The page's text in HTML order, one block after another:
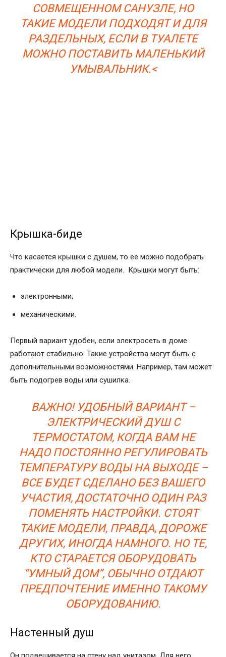
СОВМЕЩЕННОМ САНУЗЛЕ, НО
ТАКИЕ МОДЕЛИ ПОДХОДЯТ И ДЛЯ
РАЗДЕЛЬНЫХ, ЕСЛИ В ТУАЛЕТЕ
МОЖНО ПОСТАВИТЬ МАЛЕНЬКИЙ
УМЫВАЛЬНИК.<
Крышка-биде
Что касается крышки с душем, то ее можно подобрать
практически для любой модели. Крышки могут быть:
электронными;
механическими.
Первый вариант удобен, если электросеть в доме
работают стабильно. Такие устройства могут быть с
дополнительными возможностями. Например, там может
быть подогрев воды или сушилка.
ВАЖНО! УДОБНЫЙ ВАРИАНТ –
ЭЛЕКТРИЧЕСКИЙ ДУШ С
ТЕРМОСТАТОМ, КОГДА ВАМ НЕ
НАДО ПОСТОЯННО РЕГУЛИРОВАТЬ
ТЕМПЕРАТУРУ ВОДЫ НА ВЫХОДЕ –
ВСЕ БУДЕТ СДЕЛАНО БЕЗ ВАШЕГО
УЧАСТИЯ, ДОСТАТОЧНО ОДИН РАЗ
ПОМЕНЯТЬ НАСТРОЙКИ. СТОЯТ
ТАКИЕ МОДЕЛИ, ПРАВДА, ДОРОЖЕ
ДРУГИХ, ИНОГДА НАМНОГО. НО ТЕ,
КТО СТАРАЕТСЯ ОБОРУДОВАТЬ
“УМНЫЙ ДОМ”, ОБЫЧНО ОТДАЮТ
ПРЕДПОЧТЕНИЕ ИМЕННО ТАКОМУ
ОБОРУДОВАНИЮ.
Настенный душ